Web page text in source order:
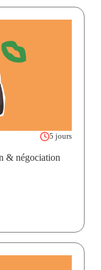
5 jours
& négociation